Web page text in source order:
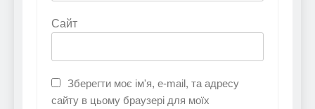
Сайт
Зберегти моє ім'я, e-mail, та адресу
сайту в цьому браузері для моїх